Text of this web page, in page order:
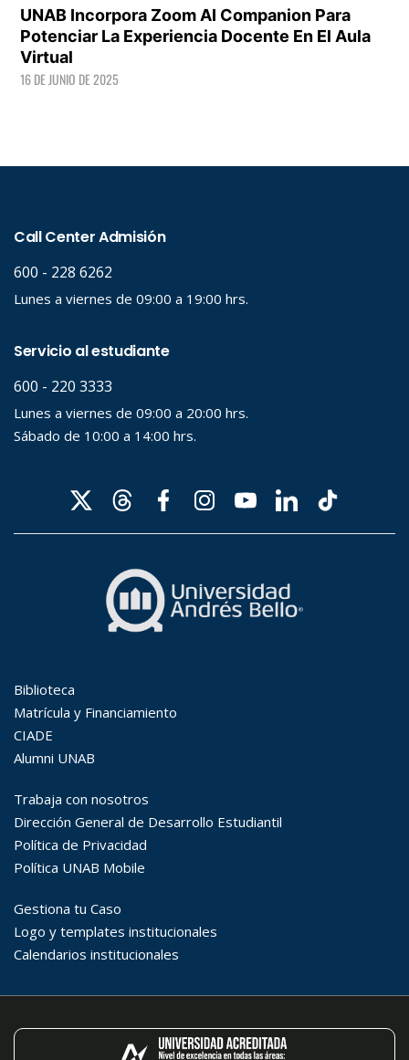
UNAB Incorpora Zoom AI Companion Para
Potenciar La Experiencia Docente En El Aula
Virtual
16 DE JUNIO DE 2025